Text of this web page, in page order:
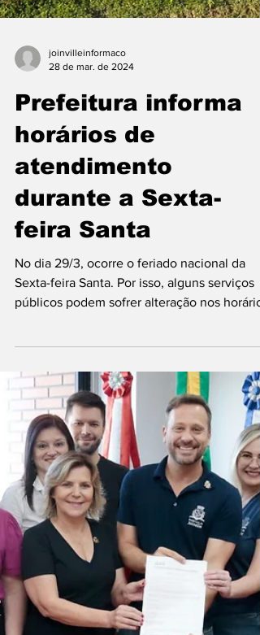
joinvilleinformaco
28 de mar. de 2024
Prefeitura informa
horários de
atendimento
durante a Sexta-
feira Santa
No dia 29/3, ocorre o feriado nacional da
Sexta-feira Santa. Por isso, alguns serviços
públicos podem sofrer alteração nos
de...